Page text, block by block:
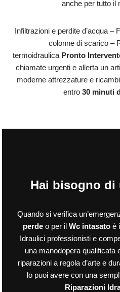
anche per tutto il
Infiltrazioni e perdite d’acqua –
colonne di scarico –
termoidraulica Pronto
chiamate urgenti e allerta un
moderne attrezzature e
entro30 minuti
Hai bisogno
Quando si verifica
perde o per il Wc intasato è
Idraulici professionisti e
una manodopera qualificata
riparazioni a regola d’arte e
lo puoi avere con una
Riparazioni